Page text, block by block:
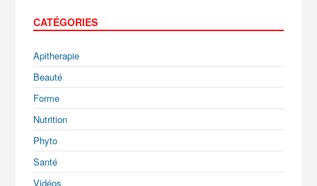
CATÉGORIES
Apitherapie
Beauté
Forme
Nutrition
Phyto
Santé
Vidéos